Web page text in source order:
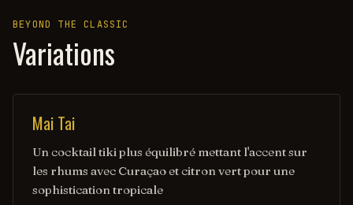
BEYOND THE CLASSIC
Variations
Mai Tai
Un cocktail tiki plus équilibré mettant l'accent sur
les rhums avec Curaçao et citron vert pour une
sophistication tropicale